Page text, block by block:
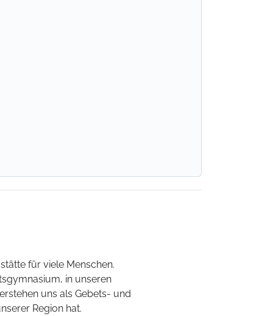
für viele Menschen.
in unseren
uns als Gebets- und
Region hat.